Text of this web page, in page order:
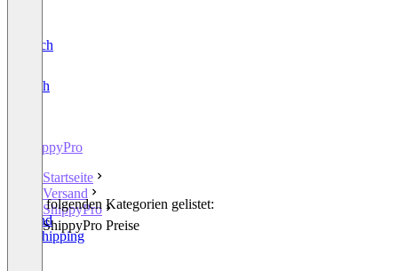
Deutsch
English
ShippyPro
Startseite
Versand
ShippyPro
ShippyPro Preise
In den folgenden Kategorien gelistet:
Versand
Dropshipping